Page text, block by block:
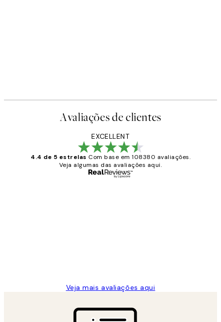
Avaliações de clientes
EXCELLENT
4.4 de 5 estrelas Com base em 108380 avaliações.
Veja algumas das avaliações aqui.
Veja mais avaliações aqui